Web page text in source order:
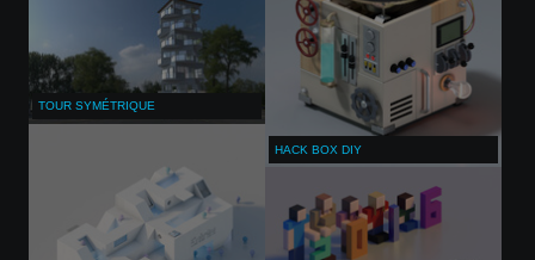
HACK BOX DIY
TOUR SYMÉTRIQUE